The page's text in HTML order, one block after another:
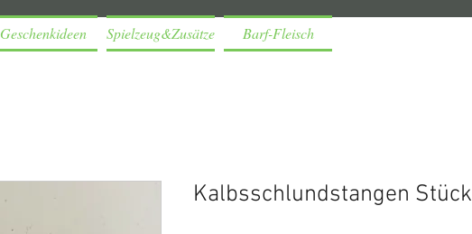
Geschenkideen Spielzeug&Zusätze Barf-Fleisch
Kalbsschlundstangen Stück